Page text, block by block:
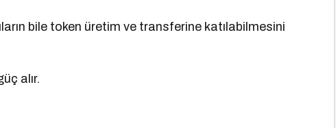
bile token üretim ve transferine katılabilmesini
alır.